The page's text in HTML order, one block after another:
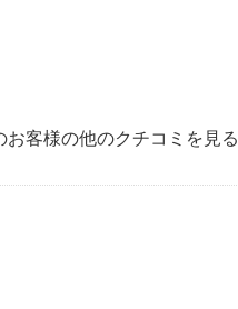
お客様の他のクチコミを見る